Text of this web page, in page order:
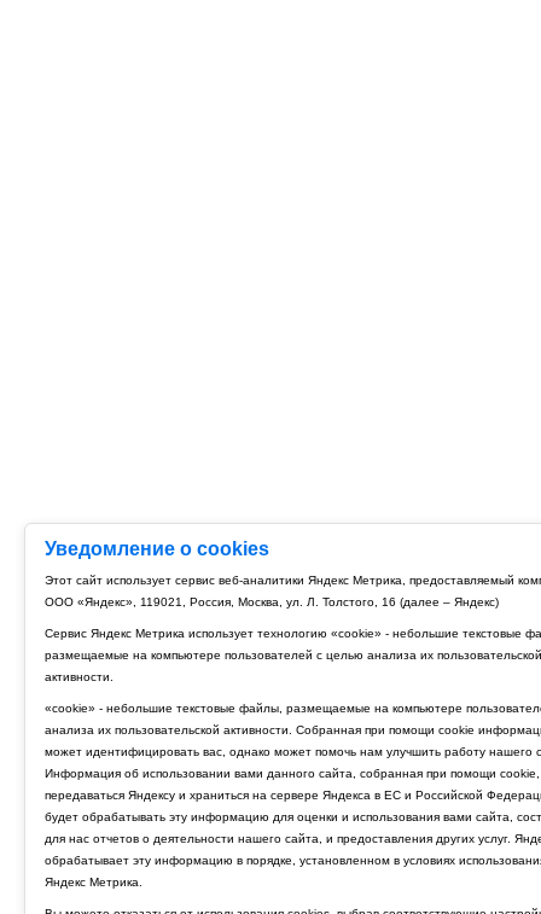
Уведомление о cookies
Этот сайт использует сервис веб-аналитики Яндекс Метрика, предоставляемый
ООО «Яндекс», 119021, Россия, Москва, ул. Л. Толстого, 16 (далее – Яндекс)
Сервис Яндекс Метрика использует технологию «cookie» - небольшие текстовые
размещаемые на компьютере пользователей с целью анализа их пользовательской
активности.
«cookie» - небольшие текстовые файлы, размещаемые на компьютере
анализа их пользовательской активности. Собранная при помощи cookie
может идентифицировать вас, однако может помочь нам улучшить работу нашего
Информация об использовании вами данного сайта, собранная при помощи cookie,
передаваться Яндексу и храниться на сервере Яндекса в ЕС и Российской
будет обрабатывать эту информацию для оценки и использования вами сайта,
для нас отчетов о деятельности нашего сайта, и предоставления других услуг.
обрабатывает эту информацию в порядке, установленном в условиях
Яндекс Метрика.